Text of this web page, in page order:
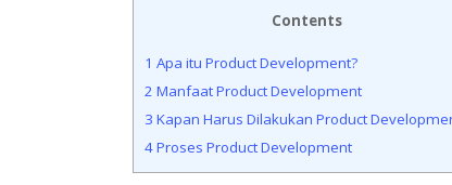
Contents
1 Apa itu Product Development?
2 Manfaat Product Development
3 Kapan Harus Dilakukan Product
4Proses Product Development